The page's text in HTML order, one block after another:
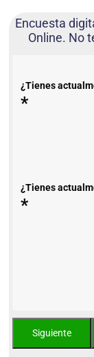
Encuesta
Online. No
¿Tienes
*
¿Tienes
*